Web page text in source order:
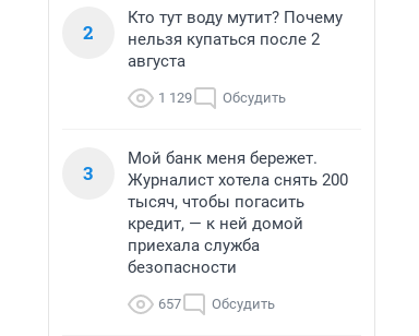
2
Кто тут воду мутит? Почему
нельзя купаться после 2
августа
1 129 Обсудить
3
Мой банк меня бережет.
Журналист хотела снять 200
тысяч, чтобы погасить
кредит, — к ней домой
приехала служба
безопасности
657 Обсудить